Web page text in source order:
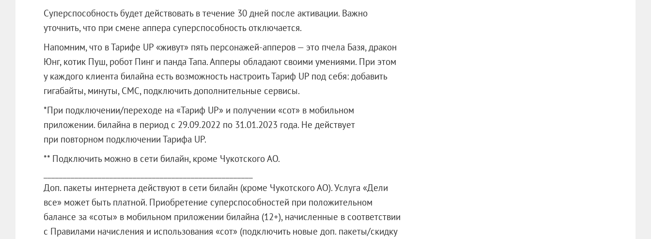
Суперспособность будет действовать в течение 30 дней после активации. Важно
уточнить, что при смене аппера суперспособность отключается.
Напомним, что в Тарифе UP «живут» пять персонажей-апперов — это пчела Базя, дракон
Юнг, котик Пуш, робот Пинг и панда Тапа. Апперы обладают своими умениями. При этом
у каждого клиента билайна есть возможность настроить Тариф UP под себя: добавить
гигабайты, минуты, СМС, подключить дополнительные сервисы.
*При подключении/переходе на «Тариф UP» и получении «сот» в мобильном
приложении. билайна в период с 29.09.2022 по 31.01.2023 года. Не действует
при повторном подключении Тарифа UP.
** Подключить можно в сети билайн, кроме Чукотского АО.
Доп. пакеты интернета действуют в сети билайн (кроме Чукотского АО). Услуга «Дели
все» может быть платной. Приобретение суперспособностей при положительном
балансе за «соты» в мобильном приложении билайна (12+), начисленные в соответствии
с Правилами начисления и использования «сот» (подключить новые доп. пакеты/скидку